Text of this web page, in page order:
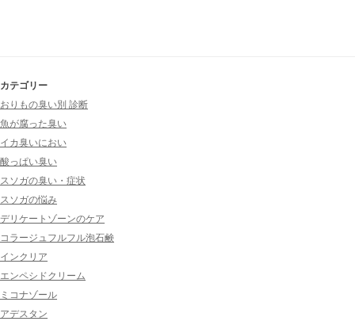
カテゴリー
おりもの臭い別 診断
魚が腐った臭い
イカ臭いにおい
酸っぱい臭い
スソガの臭い・症状
スソガの悩み
デリケートゾーンのケア
コラージュフルフル泡石鹸
インクリア
エンペシドクリーム
ミコナゾール
アデスタン